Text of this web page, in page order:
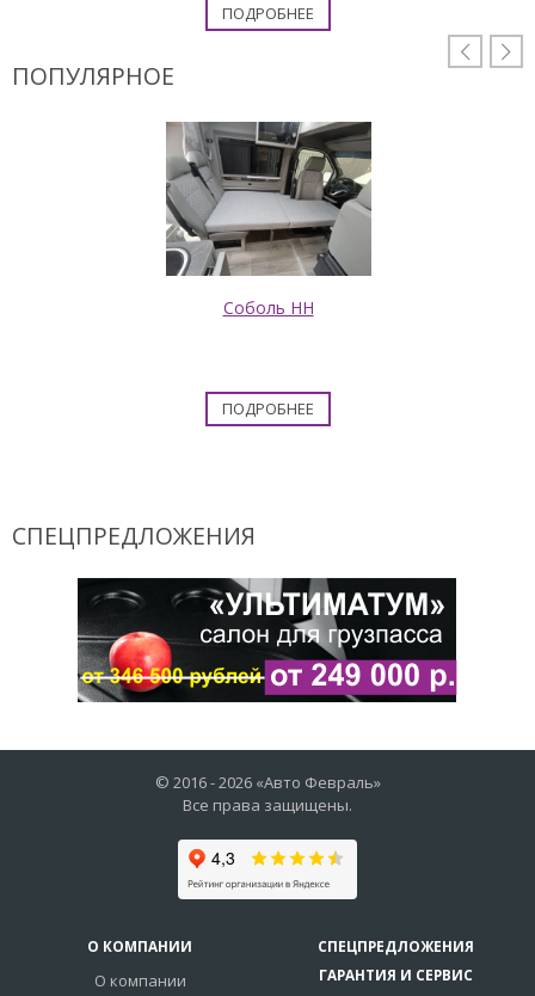
ПОДРОБНЕЕ
 
ПОПУЛЯРНОЕ
Соболь НН
ПОДРОБНЕЕ
СПЕЦПРЕДЛОЖЕНИЯ
© 2016 -2026 «Авто Февраль»
Все права защищены.
О КОМПАНИИ
О компании
СПЕЦПРЕДЛОЖЕНИЯ
ГАРАНТИЯ И СЕРВИС